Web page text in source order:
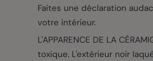
Faites une déclaration
votre intérieur.
L'APPARENCE DE LA
toxique. L'extérieur noir